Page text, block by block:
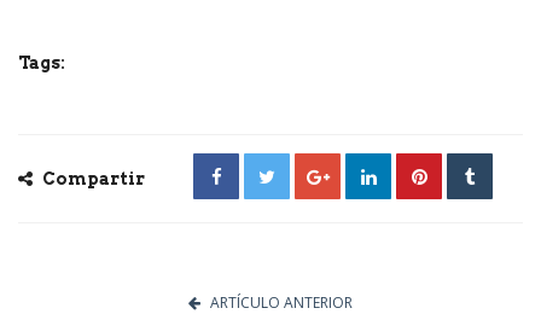
Tags:
Compartir
ARTÍCULO ANTERIOR